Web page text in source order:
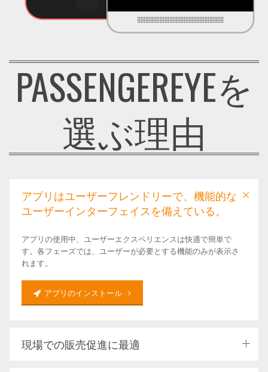
PASSENGEREYEを
選ぶ理由
アプリはユーザーフレンドリーで、機能的な
ユーザーインターフェイスを備えている。
アプリの使用中、ユーザーエクスペリエンスは快適で簡単で
す。各フェーズでは、ユーザーが必要とする機能のみが表示さ
れます。
アプリのインストール
現場での販売促進に最適